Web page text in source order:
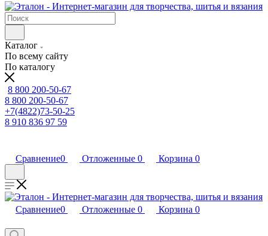
Каталог
По всему сайту
По каталогу
8 800 200-50-67
8 800 200-50-67
+7(4822)73-50-25
8 910 836 97 59
Сравнение0 Отложенные 0 Корзина 0
Сравнение0 Отложенные 0 Корзина 0